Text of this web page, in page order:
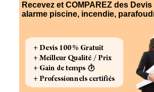
Recevez et COMPAREZ des
alarme piscine, incendie,